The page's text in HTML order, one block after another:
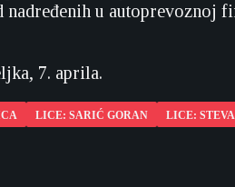
nadređenih u autoprevoznoj
7. aprila.
LICE: SARIĆ GORAN LICE: